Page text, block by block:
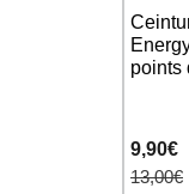
points
9,90€
13,00€